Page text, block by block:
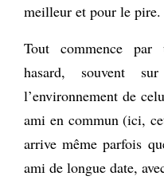
meilleur et pour le pire.
Tout commence par
hasard, souvent
l’environnement de
ami en commun (ici,
arrive même parfois
ami de longue date,